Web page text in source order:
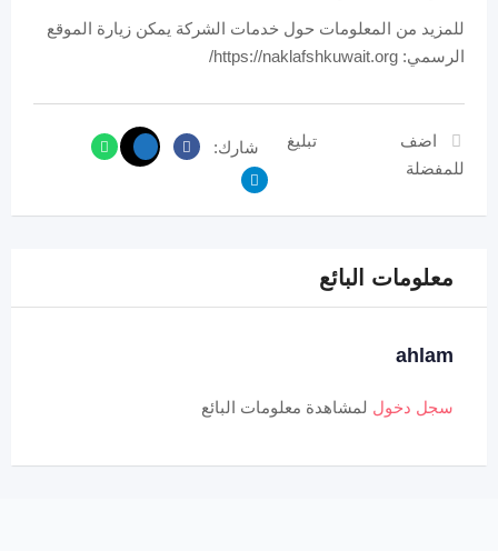
للمزيد من المعلومات حول خدمات الشركة يمكن زيارة الموقع
الرسمي: https://naklafshkuwait.org/
اضف
للمفضلة
تبليغ شارك:
معلومات البائع
ahlam
سجل دخول لمشاهدة معلومات البائع